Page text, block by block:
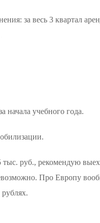
за весь 3 квартал
начала учебного года.
тыс. руб., рекомендую
Про Европу